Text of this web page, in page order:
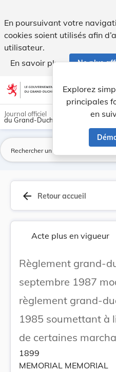
En poursuivant votre
cookies soient utilisés afin
utilisateur.
En savoir plus
Ne plus
Aller au contenu Explorez
principales
en
Journal officiel
du Grand-Duché de Luxembourg
arrow_back Retour accueil
Acte plus en vigueur
Règlement grand-
septembre 1987
règlement grand-
1985 soumettant à
de certaines
1899
MEMORIAL MEMORIAL